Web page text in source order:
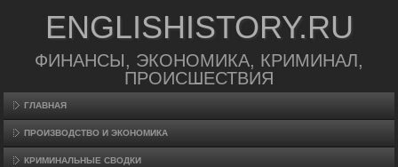
ENGLISHISTORY.RU
ФИНАНСЫ, ЭКОНОМИКА, КРИМИНАЛ,
ПРОИСШЕСТВИЯ
ГЛАВНАЯ
ПРОИЗВΟДСТВО И ЭКОНОМИКА
КРИМИНАЛЬНЫЕ СВОДКИ